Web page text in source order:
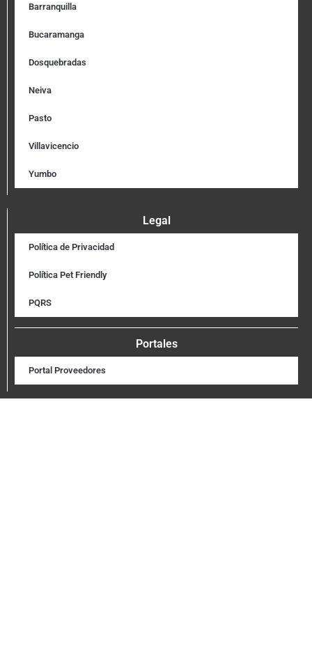
Barranquilla
Bucaramanga
Dosquebradas
Neiva
Pasto
Villavicencio
Yumbo
Legal
Política de Privacidad
Política Pet Friendly
PQRS
Portales
Portal Proveedores